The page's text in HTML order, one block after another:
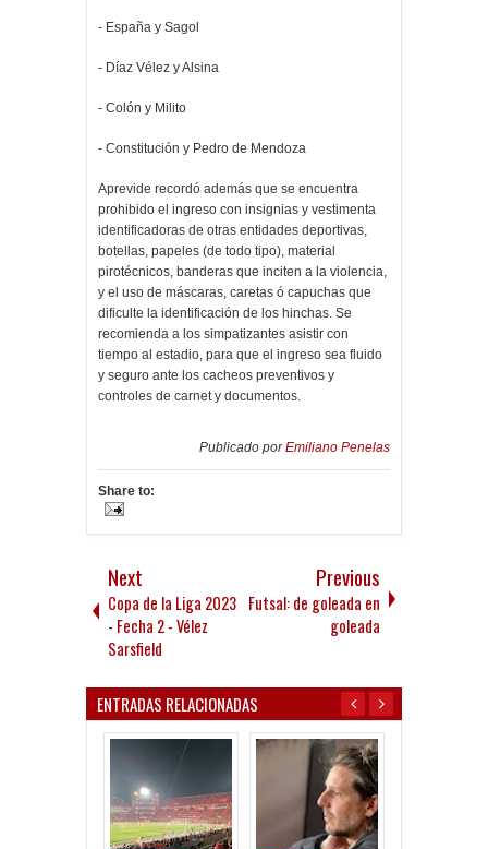
- España y Sagol
- Díaz Vélez y Alsina
- Colón y Milito
- Constitución y Pedro de Mendoza
Aprevide recordó además que se encuentra
prohibido el ingreso con insignias y vestimenta
identificadoras de otras entidades deportivas,
botellas, papeles (de todo tipo), material
pirotécnicos, banderas que inciten a la violencia,
y el uso de máscaras, caretas ó capuchas que
dificulte la identificación de los hinchas. Se
recomienda a los simpatizantes asistir con
tiempo al estadio, para que el ingreso sea fluido
y seguro ante los cacheos preventivos y
controles de carnet y documentos.
Publicado porEmiliano Penelas
Share to:
Next
Copa de la Liga 2023
- Fecha 2 - Vélez
Sarsfield
Previous
Futsal: de goleada en
goleada
ENTRADAS RELACIONADAS